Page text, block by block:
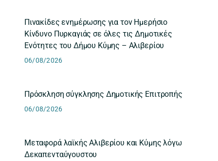
Πινακίδες ενημέρωσης για τον Ημερήσιο
Κίνδυνο Πυρκαγιάς σε όλες τις Δημοτικές
Ενότητες του Δήμου Κύμης – Αλιβερίου
06/08/2026
Πρόσκληση σύγκλησης Δημοτικής Επιτροπής
06/08/2026
Μεταφορά λαϊκής Αλιβερίου και Κύμης λόγω
Δεκαπενταύγουστου